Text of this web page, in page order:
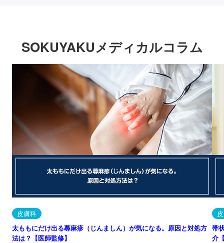
SOKUYAKUメディカルコラム
皮膚科
太ももにだけ出る蕁麻疹（じんましん）が気になる。原因と対処方
法は？【医師監修】
帯
介